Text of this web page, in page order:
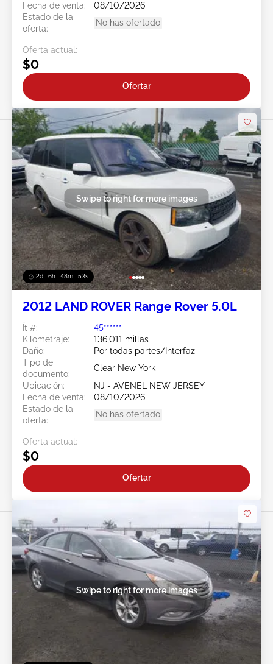
Fecha de venta:
08/10/2026
Estado de la
oferta:
No has ofertado
Oferta actual:
$0
Ofertar
2d : 6h : 48m : 51s
Swipe to right for more images
2012 LAND ROVER Range Rover 5.0L
Ít #:
45******
Kilometraje:
136,011 millas
Daño:
Por todas partes/Interfaz
Tipo de
documento:
Clear New York
Ubicación:
NJ - AVENEL NEW JERSEY
Fecha de venta:
08/10/2026
Estado de la
oferta:
No has ofertado
Oferta actual:
$0
Ofertar
Swipe to right for more images